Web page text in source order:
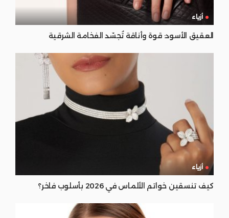
أزياء
العقيق الأسود: قوة وأناقة تُجسّد الفخامة الشرقية
أزياء
كيف تنسقين خواتم الألماس في 2026 بأسلوب فاخر؟